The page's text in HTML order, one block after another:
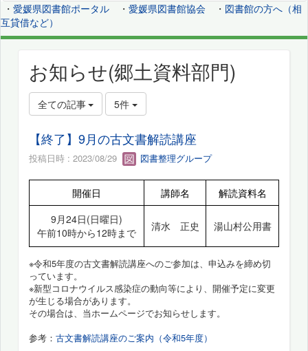
・ 愛媛県図書館ポータル ・ 愛媛県図書館協会 ・ 図書館の方へ（相
互貸借など）
お知らせ(郷土資料部門)
全ての記事 5件
【終了】9月の古文書解読講座
投稿日時 : 2023/08/29 図書整理グループ
開催日 講師名
解読資料名
9月24日(日曜日)
午前10時から12時まで
清水 正史 湯山村公用書
※令和5年度の古文書解読講座へのご参加は、申込みを締め切
っています。
※新型コロナウイルス感染症の動向等により、開催予定に変更
が生じる場合があります。
その場合は、当ホームページでお知らせします。
参考： 古文書解読講座のご案内（令和5年度）